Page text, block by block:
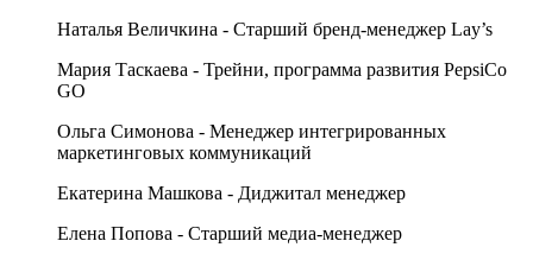
Наталья Величкина - Старший бренд-менеджер Lay’s
Мария Таскаева - Трейни, программа развития PepsiCo
GO
Ольга Симонова - Менеджер интегрированных
маркетинговых коммуникаций
Екатерина Машкова - Диджитал менеджер
Елена Попова - Старший медиа-менеджер